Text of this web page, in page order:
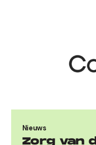
Nieuws
Zorg van